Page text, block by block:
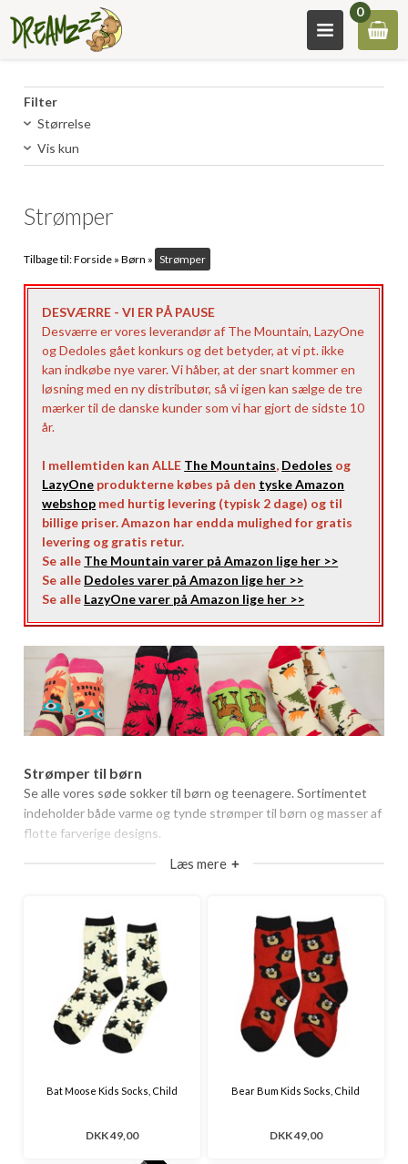
0
Filter
Størrelse
Vis kun
Strømper
Tilbage til:Forside »Børn » Strømper
DESVÆRRE - VI ER PÅ PAUSE
Desværre er vores leverandør af The Mountain, LazyOne
og Dedoles gået konkurs og det betyder, at vi pt. ikke
kan indkøbe nye varer. Vi håber, at der snart kommer en
løsning med en ny distributør, så vi igen kan sælge de tre
mærker til de danske kunder som vi har gjort de sidste 10
år.
I mellemtiden kan ALLE The Mountains, Dedoles og
LazyOne produkterne købes på den tyske Amazon
webshop med hurtig levering (typisk 2 dage) og til
billige priser. Amazon har endda mulighed for gratis
levering og gratis retur.
Se alle The Mountain varer på Amazon lige her >>
Se alle Dedoles varer på Amazon lige her >>
Se alle LazyOne varer på Amazon lige her >>
Strømper til børn
Se alle vores søde sokker til børn og teenagere. Sortimentet
indeholder både varme og tynde strømper til børn og masser af
flotte farverige designs.
Søger du lækre bomuldsstrømper med forskellige vittige
strømper stort hos os.
Vi har de festligste ankelsokker til piger og drenge med sjove
dyr og skeletter.
Vores børnestrømper er af mærket Lazy One, som er et
canadisk mærke, hvis primære mål er behagelige
kvalitetsstrømper, -tøj og -sko, der bringer et smil frem på
dyremotiver.
Læs mere +
Bat Moose Kids Socks, Child
DKK 49,00
Bear Bum Kids Socks, Child
DKK 49,00